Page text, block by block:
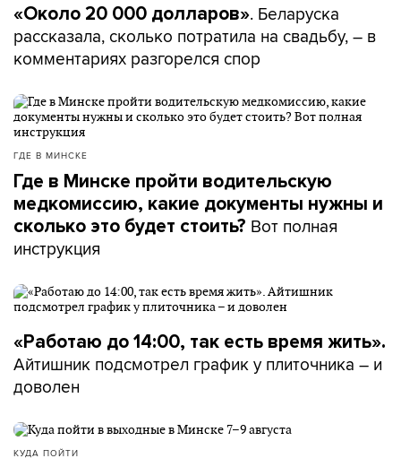
«Около 20 000 долларов». Беларуска
рассказала, сколько потратила на свадьбу, – в
комментариях разгорелся спор
ГДЕ В МИНСКЕ
Где в Минске пройти водительскую
медкомиссию, какие документы нужны и
сколько это будет стоить? Вот полная
инструкция
«Работаю до 14:00, так есть время жить».
Айтишник подсмотрел график у плиточника – и
доволен
КУДА ПОЙТИ